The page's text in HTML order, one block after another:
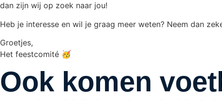
dan zijn wij op zoek naar jou!
Heb je interesse en wil je graag meer weten? Neem dan
Groetjes,
Het feestcomité 🥳
Ook komen